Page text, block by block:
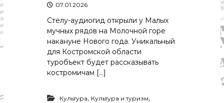
07.01.2026
Стелу-аудиогид открыли у Малых
мучных рядов на Молочной горе
накануне Нового года. Уникальный
для Костромской области
туробъект будет рассказывать
костромичам […]
Культура, Культура и туризм,